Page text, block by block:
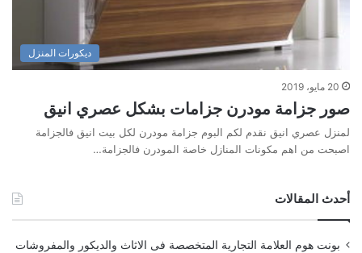
ديكورات المنزل
20 مايو، 2019
صور جزامة مودرن جزامات بشكل عصري انيق
لمنزل عصري انيق نقدم لكم البوم جزامة مودرن لكل بيت انيق فالجزامة
اصبحت من اهم مكونات المنازل خاصة المودرن فالجزامة…
أحدث المقالات
بونت هوم العلامة التجارية المتخصصة فى الاثاث والديكور والمفروشات